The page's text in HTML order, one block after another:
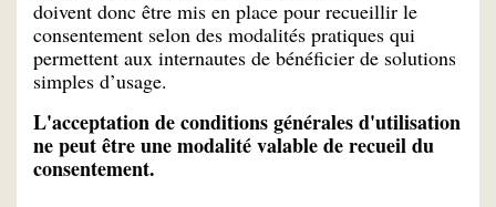
doivent donc être mis en place pour recueillir le
consentement selon des modalités pratiques qui
permettent aux internautes de bénéficier de solutions
simples d’usage.
L'acceptation de conditions générales d'utilisation
ne peut être une modalité valable de recueil du
consentement.